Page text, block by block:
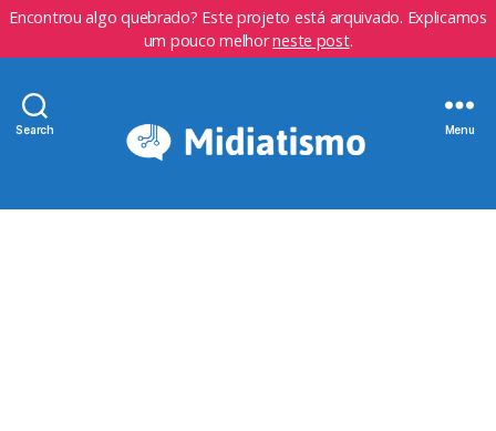
Encontrou algo quebrado? Este projeto está arquivado. Explicamos
um pouco melhorneste post.
Search Menu